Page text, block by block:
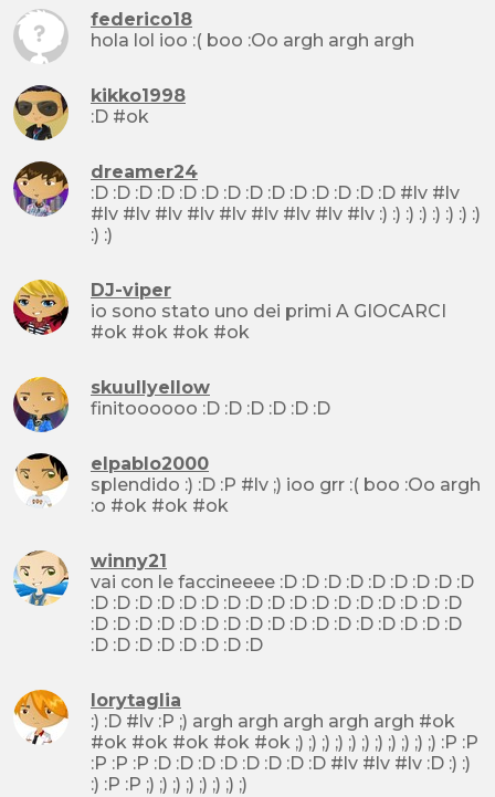
federico18
hola lol ioo :( boo :Oo argh argh argh
kikko1998
:D #ok
dreamer24
:D :D :D :D :D :D :D :D :D :D :D :D :D :D #lv #lv
#lv #lv #lv #lv #lv #lv #lv #lv #lv :) :) :) :) :) :) :) :)
:) :)
DJ-viper
io sono stato uno dei primi A GIOCARCI
#ok #ok #ok #ok
skuullyellow
finitoooooo :D :D :D :D :D :D
elpablo2000
splendido :) :D :P #lv ;) ioo grr :( boo :Oo argh
:o #ok #ok #ok
winny21
vai con le faccineeee :D :D :D :D :D :D :D :D :D
:D :D :D :D :D :D :D :D :D :D :D :D :D :D :D :D :D
:D :D :D :D :D :D :D :D :D :D :D :D :D :D :D :D :D
:D :D :D :D :D :D :D :D
lorytaglia
:) :D #lv :P ;) argh argh argh argh argh #ok
#ok #ok #ok #ok #ok ;) ;) ;) ;) ;) ;) ;) ;) ;) ;) ;) :P :P
:P :P :P :D :D :D :D :D :D :D :D #lv #lv #lv :D :) :)
:) :P :P ;) ;) ;) ;) ;) ;) ;) ;)